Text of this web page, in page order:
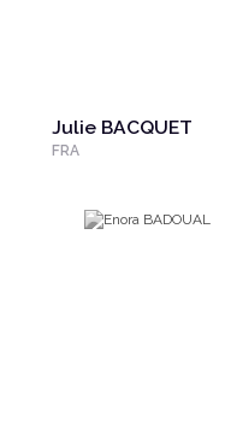
Julie BACQUET
FRA